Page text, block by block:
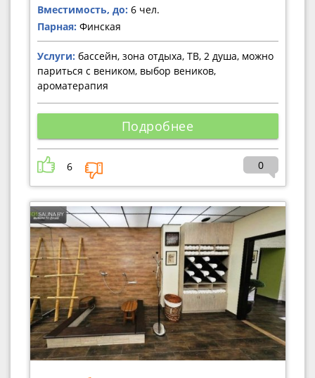
Вместимость, до: 6 чел.
Парная: Финская
Услуги: бассейн, зона отдыха, ТВ, 2 душа, можно
париться с веником, выбор веников,
ароматерапия
Подробнее
6 0